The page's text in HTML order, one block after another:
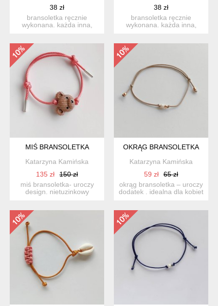
38 zł
bransoletka ręcznie
wykonana. każda inna,
38 zł
bransoletka ręcznie
wykonana. każda inna,
MIŚ BRANSOLETKA
Katarzyna Kamińska
135 zł
150 zł
miś bransoletka- uroczy
design. nietuzinkowy
OKRĄG BRANSOLETKA
Katarzyna Kamińska
59 zł
65 zł
okrąg bransoletka – uroczy
dodatek . idealna dla kobiet